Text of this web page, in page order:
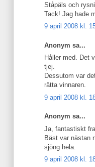
Ståpäls och
Tack! Jag hade
9 april 2008 kl.
Anonym sa...
Håller med. Det
tjej.
Dessutom var
rätta vinnaren.
9 april 2008 kl.
Anonym sa...
Ja, fantastiskt
Bäst var nästan
sjöng hela.
9 april 2008 kl.